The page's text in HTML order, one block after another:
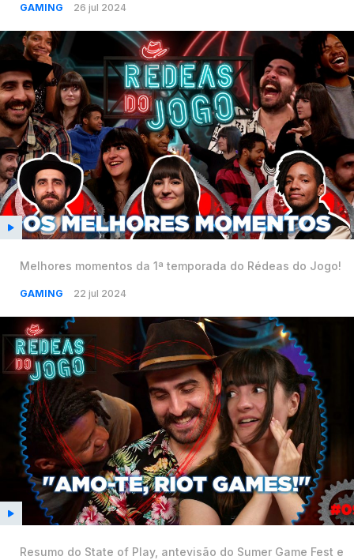
GAMING 26 jul 2024
Melhores momentos da 1ª temporada do Rédeas do Jogo!
GAMING 22 jul 2024
Resumo do State of Play, antevisão do Sumer Game Fest e